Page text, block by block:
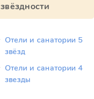
звёздности
Отели и санатории 5
звёзд
Отели и санатории 4
звезды